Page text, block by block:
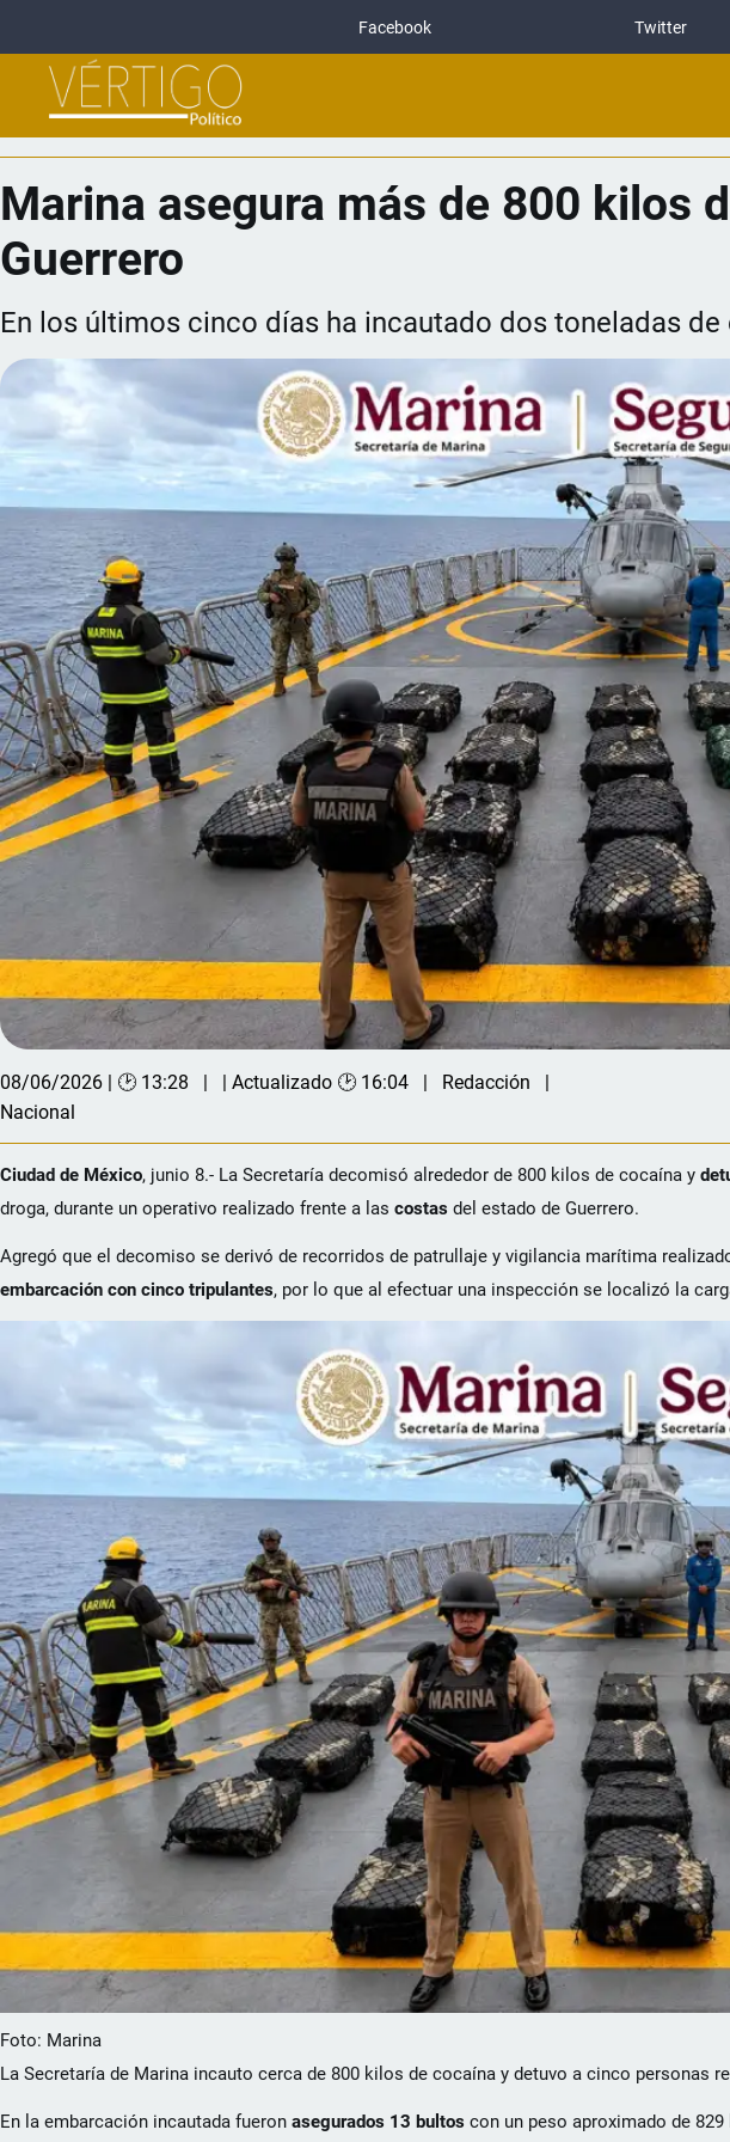
Facebook Twitter
Marina asegura más de 800 kilos
Guerrero
En los últimos cinco días ha incautado dos toneladas de
08/06/2026 | 🕑 13:28 | Actualizado 🕑 16:04
Redacción
Nacional
Ciudad de México, junio 8.- La Secretaría decomisó alrededor de 800 kilos de cocaína y
droga, durante un operativo realizado frente a las costas del estado de Guerrero.
Agregó que el decomiso se derivó de recorridos de patrullaje y vigilancia marítima
embarcación con cinco tripulantes, por lo que al efectuar una inspección se localizó la
Foto: Marina
La Secretaría de Marina incauto cerca de 800 kilos de cocaína y detuvo a cinco personas
En la embarcación incautada fueron asegurados 13 bultos con un peso aproximado de